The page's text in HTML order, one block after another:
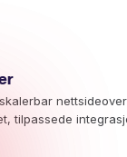
tilpassede